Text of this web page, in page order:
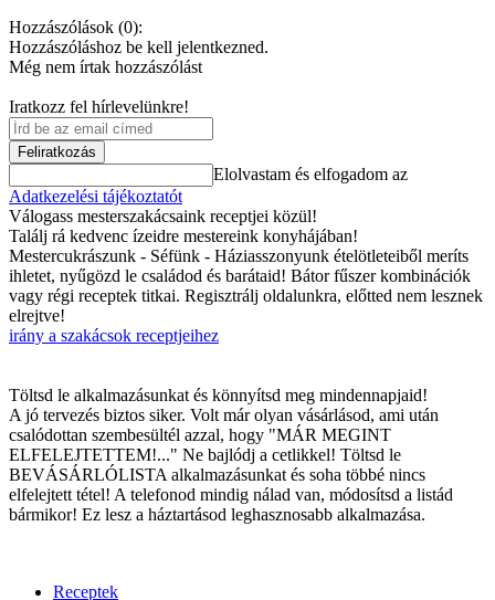
Hozzászólások (0):
Hozzászóláshoz be kell jelentkezned.
Még nem írtak hozzászólást
Iratkozz fel hírlevelünkre!
Feliratkozás
Elolvastam és elfogadom az
Adatkezelési tájékoztatót
Válogass mesterszakácsaink receptjei közül!
Találj rá kedvenc ízeidre mestereink konyhájában!
Mestercukrászunk - Séfünk - Háziasszonyunk ételötleteiből meríts
ihletet, nyűgözd le családod és barátaid! Bátor fűszer kombinációk
vagy régi receptek titkai. Regisztrálj oldalunkra, előtted nem lesznek
elrejtve!
irány a szakácsok receptjeihez
Töltsd le alkalmazásunkat és könnyítsd meg mindennapjaid!
A jó tervezés biztos siker. Volt már olyan vásárlásod, ami után
csalódottan szembesültél azzal, hogy "MÁR MEGINT
ELFELEJTETTEM!..." Ne bajlódj a cetlikkel! Töltsd le
BEVÁSÁRLÓLISTA alkalmazásunkat és soha többé nincs
elfelejtett tétel! A telefonod mindig nálad van, módosítsd a listád
bármikor! Ez lesz a háztartásod leghasznosabb alkalmazása.
Receptek